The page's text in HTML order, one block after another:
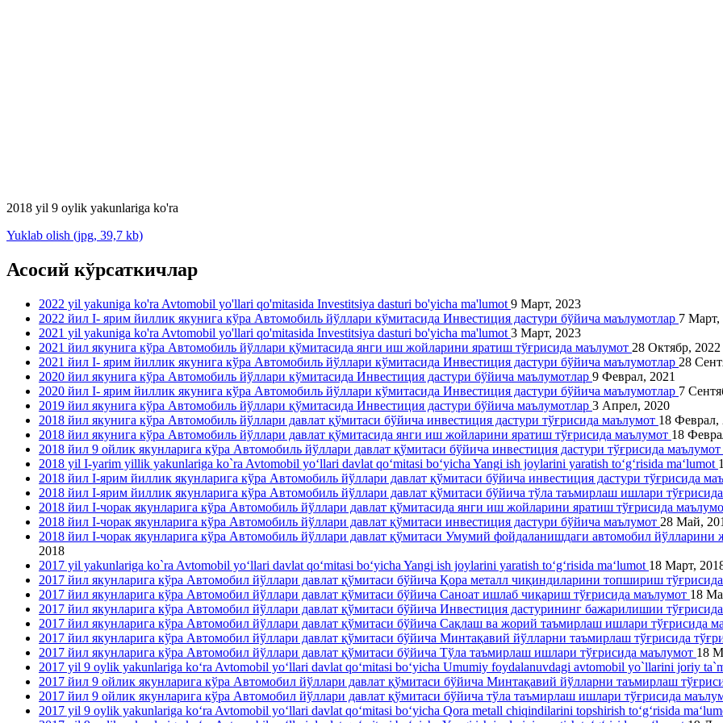
2018 yil 9 oylik yakunlariga ko'ra
Yuklab olish (jpg, 39,7 kb)
Асосий кўрсаткичлар
2022 yil yakuniga ko'ra Avtomobil yo'llari qo'mitasida Investitsiya dasturi bo'yicha ma'lumot 9 Март, 2023
2022 йил I- ярим йиллик якунига кўра Автомобиль йўллари кўмитасида Инвестиция дастури бўйича маълумотлар 7 Март,
2021 yil yakuniga ko'ra Avtomobil yo'llari qo'mitasida Investitsiya dasturi bo'yicha ma'lumot 3 Март, 2023
2021 йил якунига кўра Автомобиль йўллари қўмитасида янги иш жойларини яратиш тўғрисида маълумот 28 Октябр, 2022
2021 йил I- ярим йиллик якунига кўра Автомобиль йўллари кўмитасида Инвестиция дастури бўйича маълумотлар 28
2020 йил якунига кўра Автомобиль йўллари кўмитасида Инвестиция дастури бўйича маълумотлар 9 Феврал, 2021
2020 йил I- ярим йиллик якунига кўра Автомобиль йўллари кўмитасида Инвестиция дастури бўйича маълумотлар 7
2019 йил якунига кўра Автомобиль йўллари қўмитасида Инвестиция дастури бўйича маълумотлар 3 Апрел, 2020
2018 йил якунига кўра Автомобиль йўллари давлат қўмитаси бўйича инвестиция дастури тўғрисида маълумот 18 Феврал,
2018 йил якунига кўра Автомобиль йўллари давлат қўмитасида янги иш жойларини яратиш тўғрисида маълумот 18
2018 йил 9 ойлик якунларига кўра Автомобиль йўллари давлат қўмитаси бўйича инвестиция дастури тўғрисида маълумот
2018 yil I-yarim yillik yakunlariga ko`ra Avtomobil yo‘llari davlat qo‘mitasi bo‘yicha Yangi ish joylarini yaratish to‘g‘risida ma‘lumot
2018 йил I-ярим йиллик якунларига кўра Автомобиль йўллари давлат қўмитаси бўйича инвестиция дастури тўғрисида
2018 йил I-ярим йиллик якунларига кўра Автомобиль йўллари давлат қўмитаси бўйича тўла таъмирлаш ишлари
2018 йил I-чорак якунларига кўра Автомобиль йўллари давлат қўмитасида янги иш жойларини яратиш тўғрисида
2018 йил I-чорак якунларига кўра Автомобиль йўллари давлат қўмитаси инвестиция дастури бўйича маълумот 28 Май,
2018 йил I-чорак якунларига кўра Автомобиль йўллари давлат қўмитаси Умумий фойдаланишдаги автомобил
2018
2017 yil yakunlariga ko`ra Avtomobil yo‘llari davlat qo‘mitasi bo‘yicha Yangi ish joylarini yaratish to‘g‘risida ma‘lumot 18 Март,
2017 йил якунларига кўра Автомобил йўллари давлат қўмитаси бўйича Қора металл чиқиндиларини топшириш
2017 йил якунларига кўра Автомобил йўллари давлат қўмитаси бўйича Саноат ишлаб чиқариш тўғрисида маълумот 18
2017 йил якунларига кўра Автомобил йўллари давлат қўмитаси бўйича Инвестиция дастурининг бажарилишии
2017 йил якунларига кўра Автомобил йўллари давлат қўмитаси бўйича Сақлаш ва жорий таъмирлаш ишлари тўғрисида
2017 йил якунларига кўра Автомобил йўллари давлат қўмитаси бўйича Минтақавий йўлларни таъмирлаш тўғрисида
2017 йил якунларига кўра Автомобил йўллари давлат қўмитаси бўйича Тўла таъмирлаш ишлари тўғрисида маълумот 18
2017 yil 9 oylik yakunlariga ko‘ra Avtomobil yo‘llari davlat qo‘mitasi bo‘yicha Umumiy foydalanuvdagi avtomobil yo`llarini joriy
2017 йил 9 ойлик якунларига кўра Автомобил йўллари давлат қўмитаси бўйича Минтақавий йўлларни таъмирлаш
2017 йил 9 ойлик якунларига кўра Автомобил йўллари давлат қўмитаси бўйича тўла таъмирлаш ишлари тўғрисида
2017 yil 9 oylik yakunlariga ko‘ra Avtomobil yo‘llari davlat qo‘mitasi bo‘yicha Qora metall chiqindilarini topshirish to‘g‘risida